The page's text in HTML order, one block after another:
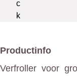
Productinfo
Verfroller voor